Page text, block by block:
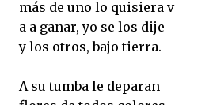
más de uno lo quisiera v
a a ganar, yo se los dije
y los otros, bajo tierra.
A su tumba le deparan